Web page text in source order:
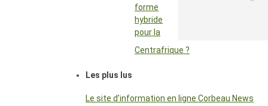
forme
hybride
pour la
Centrafrique ?
Les plus lus
Le site d’information en ligne Corbeau News